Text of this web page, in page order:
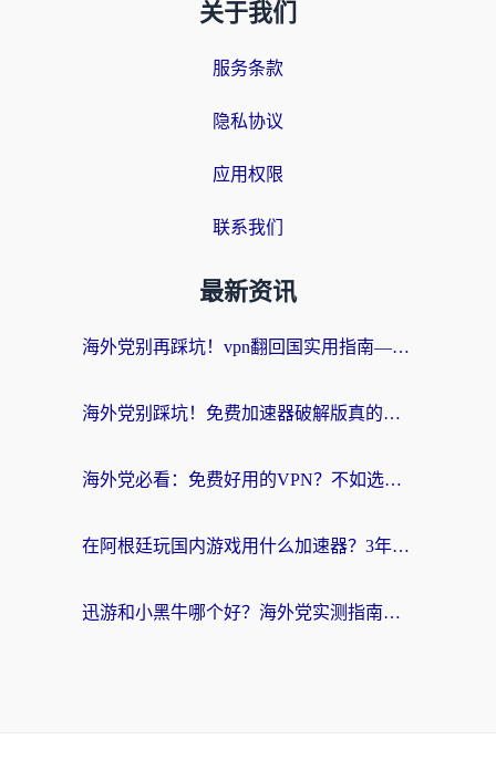
关于我们
服务条款
隐私协议
应用权限
联系我们
最新资讯
海外党别再踩坑！vpn翻回国实用指南——选对加速器，国内资源无缝用
海外党别踩坑！免费加速器破解版真的能用？教你无缝访问国内资源的正确姿势
海外党必看：免费好用的VPN？不如选对转国内加速器实现无缝追剧
在阿根廷玩国内游戏用什么加速器？3年海外党亲测实用指南
迅游和小黑牛哪个好？海外党实测指南，选对中国地址加速器才能无缝刷国内资源